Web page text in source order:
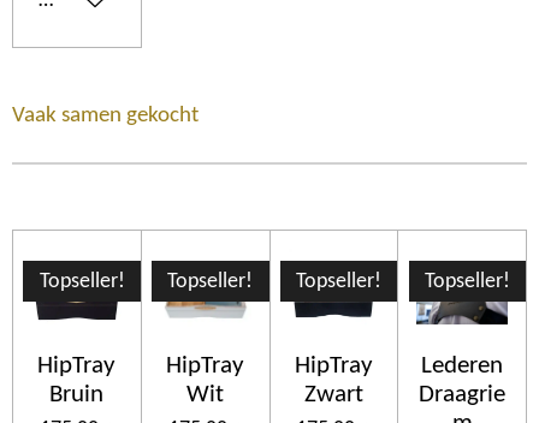
Vaak samen gekocht
Topseller!
HipTray
Bruin
Topseller!
HipTray
Wit
Topseller!
HipTray
Zwart
Topseller!
Lederen
Draagrie